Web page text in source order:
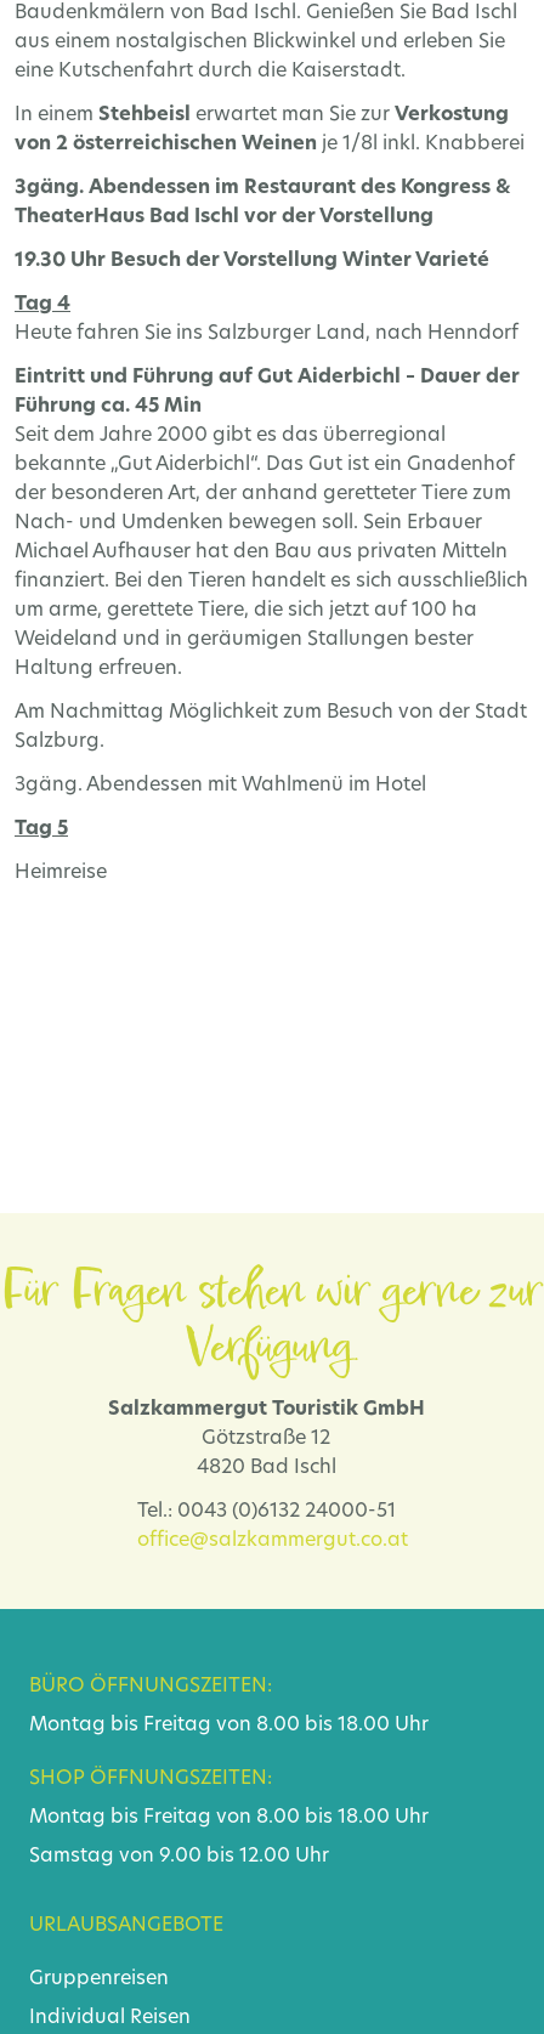
Baudenkmälern von Bad Ischl. Genießen Sie Bad Ischl
aus einem nostalgischen Blickwinkel und erleben Sie
eine Kutschenfahrt durch die Kaiserstadt.
In einem Stehbeisl erwartet man Sie zur Verkostung
von 2 österreichischen Weinen je 1/8l inkl. Knabberei
3gäng. Abendessen im Restaurant des Kongress &
TheaterHaus Bad Ischl vor der Vorstellung
19.30 Uhr Besuch der Vorstellung Winter Varieté
Tag 4
Heute fahren Sie ins Salzburger Land, nach Henndorf
Eintritt und Führung auf Gut Aiderbichl – Dauer der
Führung ca. 45 Min
Seit dem Jahre 2000 gibt es das überregional
bekannte „Gut Aiderbichl“. Das Gut ist ein Gnadenhof
der besonderen Art, der anhand geretteter Tiere zum
Nach- und Umdenken bewegen soll. Sein Erbauer
Michael Aufhauser hat den Bau aus privaten Mitteln
finanziert. Bei den Tieren handelt es sich ausschließlich
um arme, gerettete Tiere, die sich jetzt auf 100 ha
Weideland und in geräumigen Stallungen bester
Haltung erfreuen.
Am Nachmittag Möglichkeit zum Besuch von der Stadt
Salzburg.
3gäng. Abendessen mit Wahlmenü im Hotel
Tag 5
Heimreise
Für Fragen stehen wir gerne zur
Verfügung.
Salzkammergut Touristik GmbH
Götzstraße 12
4820 Bad Ischl
Tel.: 0043 (0)6132 24000-51
office@salzkammergut.co.at
BÜRO ÖFFNUNGSZEITEN:
Montag bis Freitag von 8.00 bis 18.00 Uhr
SHOP ÖFFNUNGSZEITEN:
Montag bis Freitag von 8.00 bis 18.00 Uhr
Samstag von 9.00 bis 12.00 Uhr
URLAUBSANGEBOTE
Gruppenreisen
Individual Reisen